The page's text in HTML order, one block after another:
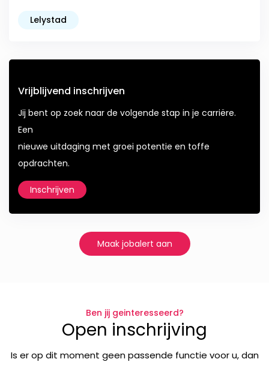
Lelystad
Vrijblijvend inschrijven
Jij bent op zoek naar de volgende stap in je carriëre.
Een
nieuwe uitdaging met groei potentie en toffe
opdrachten.
Inschrijven
Maak jobalert aan
Ben jij geinteresseerd?
Open inschrijving
Is er op dit moment geen passende functie voor u, dan